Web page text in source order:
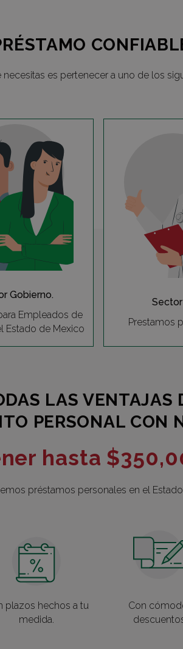
es pertenecer a uno de los
Gobierno.
Empleados de
Estado de Mexico
Prestamos
LAS VENTAJAS
PERSONAL CON
hasta
préstamos personales en el
plazos hechos a tu
medida.
Con